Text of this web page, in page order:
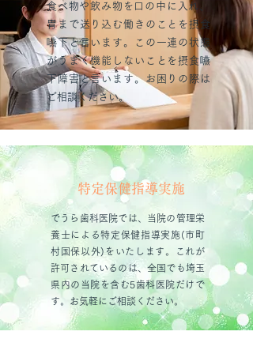
​食べ物や飲み物を口の中に入れ、
胃まで送り込む働きのことを摂食
嚥下と言います。この一連の状態
がうまく機能しないことを摂食嚥
下障害と言います。お困りの際は
ご相談ください。
特定保健指導実施
でうら歯科医院では、当院の管理栄
養士による特定保健指導実施(市町
村国保以外)をいたします。これが
許可されているのは、全国でも埼玉
県内の当院を含む5歯科医院だけで
す。お気軽にご相談ください。